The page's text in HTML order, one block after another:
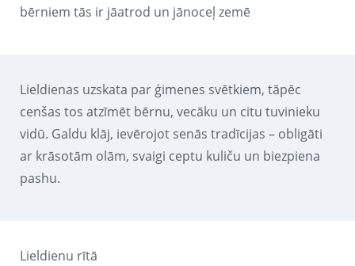
bērniem tās ir jāatrod un jānoceļ zemē
Lieldienas uzskata par ģimenes svētkiem, tāpēc
cenšas tos atzīmēt bērnu, vecāku un citu tuvinieku
vidū. Galdu klāj, ievērojot senās tradīcijas – obligāti
ar krāsotām olām, svaigi ceptu kuliču un biezpiena
pashu.
Lieldienu rītā